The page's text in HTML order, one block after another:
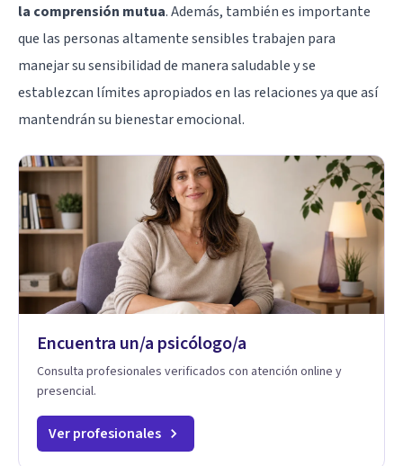
la comprensión mutua. Además, también es importante
que las personas altamente sensibles trabajen para
manejar su sensibilidad de manera saludable y se
establezcan límites apropiados en las relaciones ya que así
mantendrán su bienestar emocional.
Encuentra un/a psicólogo/a
Consulta profesionales verificados con atención online y
presencial.
Ver profesionales